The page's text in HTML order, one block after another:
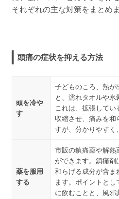
それぞれの主な対策をまとめま
頭痛の症状を抑える方法
頭を冷や
す
子どものころ、熱が
と、濡れタオルや氷
これは、拡張して
収縮させ、痛みを和
すが、分かりやすく
薬を服用
する
市販の鎮痛薬や解熱
ができます。鎮痛剤
和らげる成分が含ま
ます。ポイントと
に飲むことと、風邪